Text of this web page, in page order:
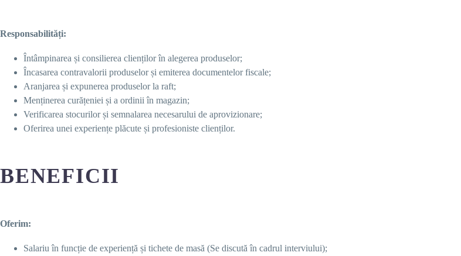
Responsabilități:
Întâmpinarea și consilierea clienților în alegerea produselor;
Încasarea contravalorii produselor și emiterea documentelor fiscale;
Aranjarea și expunerea produselor la raft;
Menținerea curățeniei și a ordinii în magazin;
Verificarea stocurilor și semnalarea necesarului de aprovizionare;
Oferirea unei experiențe plăcute și profesioniste clienților.
BENEFICII
Oferim:
Salariu în funcție de experiență și tichete de masă (Se discută în cadrul interviului);